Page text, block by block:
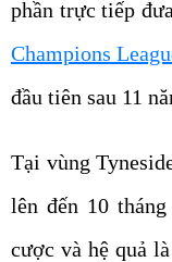
phần trực tiếp
Champions
đầu tiên sau 11
Tại vùng
lên đến 10
cược và hệ quả